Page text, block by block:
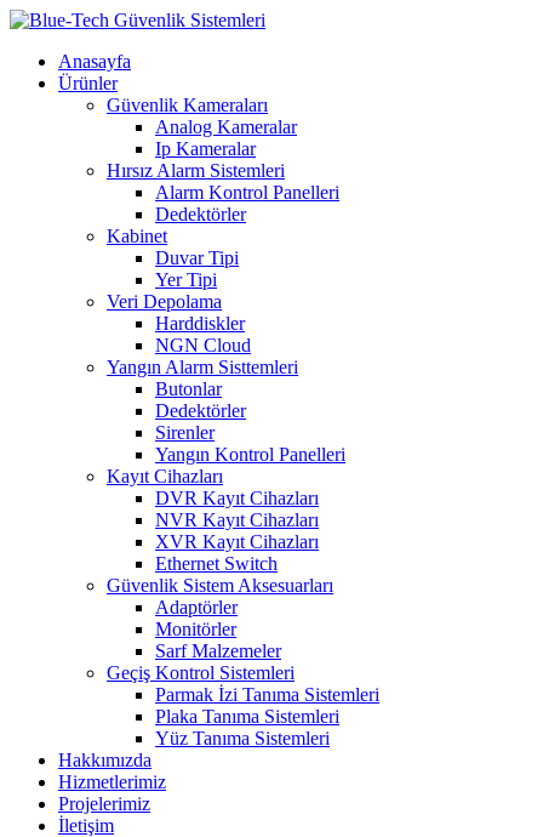
Anasayfa
Ürünler
Güvenlik Kameraları
Analog Kameralar
Ip Kameralar
Hırsız Alarm Sistemleri
Alarm Kontrol Panelleri
Dedektörler
Kabinet
Duvar Tipi
Yer Tipi
Veri Depolama
Harddiskler
NGN Cloud
Yangın Alarm Sisttemleri
Butonlar
Dedektörler
Sirenler
Yangın Kontrol Panelleri
Kayıt Cihazları
DVR Kayıt Cihazları
NVR Kayıt Cihazları
XVR Kayıt Cihazları
Ethernet Switch
Güvenlik Sistem Aksesuarları
Adaptörler
Monitörler
Sarf Malzemeler
Geçiş Kontrol Sistemleri
Parmak İzi Tanıma Sistemleri
Plaka Tanıma Sistemleri
Yüz Tanıma Sistemleri
Hakkımızda
Hizmetlerimiz
Projelerimiz
İletişim